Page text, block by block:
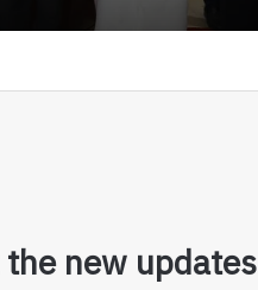
new updates!